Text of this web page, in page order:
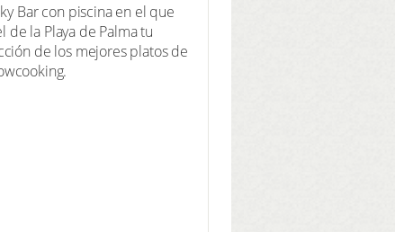
Bar con piscina en el que
la Playa de Palma tu
de los mejores platos de